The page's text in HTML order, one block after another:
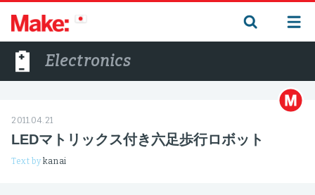
Electronics
2011.04.21
LEDマトリックス付き六足歩行ロボット
Text bykanai